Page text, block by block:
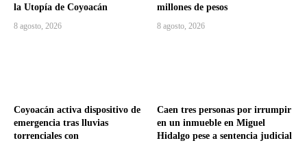
la Utopía de Coyoacán
8 agosto, 2026
millones de pesos
8 agosto, 2026
Coyoacán activa dispositivo de
emergencia tras lluvias
torrenciales con
Caen tres personas por irrumpir
en un inmueble en Miguel
Hidalgo pese a sentencia judicial